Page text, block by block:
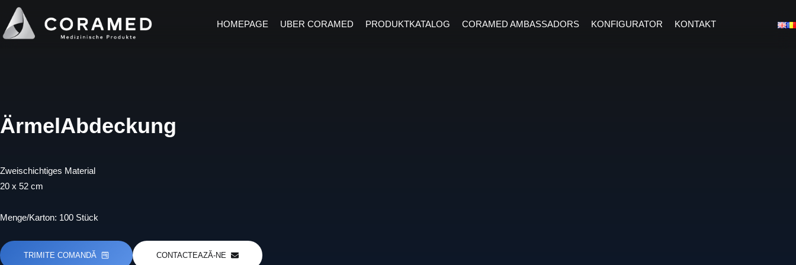
Zum
Inhalt
springen
HOMEPAGE UBER CORAMED PRODUKTKATALOG CORAMED AMBASSADORS KONFIGURATOR KONTAKT
ÄrmelAbdeckung
Zweischichtiges Material
20 x 52 cm
Menge/Karton: 100 Stück
TRIMITE COMANDĂ CONTACTEAZĂ-NE